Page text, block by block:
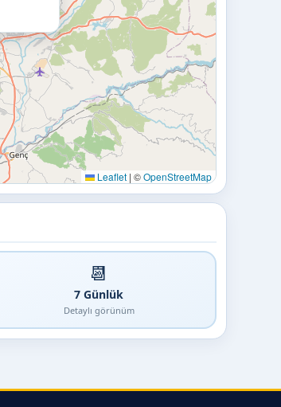
Leaflet | ©OpenStreetMap
📆
7 Günlük
Detaylı görünüm